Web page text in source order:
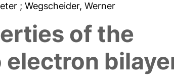
; Wegscheider, Werner
of the